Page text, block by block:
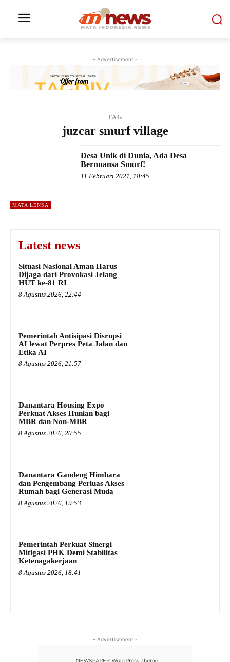
- Advertisement -
TAG
juzcar smurf village
MATA LENSA
Desa Unik di Dunia, Ada Desa
Bernuansa Smurf!
11 Februari 2021, 18:45
Latest news
Situasi Nasional Aman Harus
Dijaga dari Provokasi Jelang
HUT ke-81 RI
8 Agustus 2026, 22:44
Pemerintah Antisipasi Disrupsi
AI lewat Perpres Peta Jalan dan
Etika AI
8 Agustus 2026, 21:57
Danantara Housing Expo
Perkuat Akses Hunian bagi
MBR dan Non-MBR
8 Agustus 2026, 20:55
Danantara Gandeng Himbara
dan Pengembang Perluas Akses
Rumah bagi Generasi Muda
8 Agustus 2026, 19:53
Pemerintah Perkuat Sinergi
Mitigasi PHK Demi Stabilitas
Ketenagakerjaan
8 Agustus 2026, 18:41
- Advertisement -